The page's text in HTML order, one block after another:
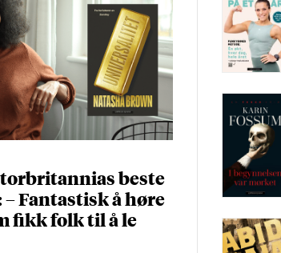
beste
Fantastisk å høre
fikk folk til å le